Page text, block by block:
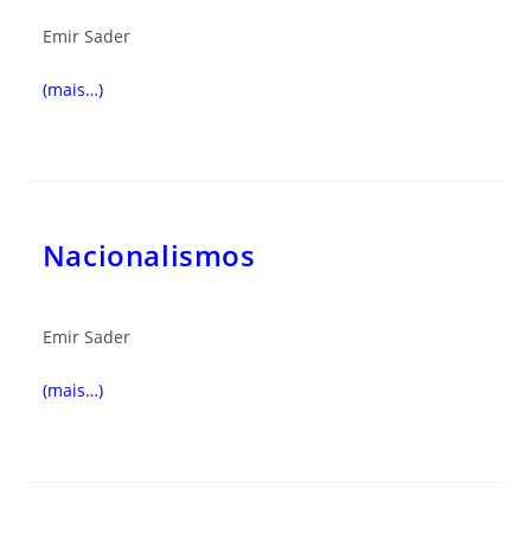
Emir Sader
(mais…)
Nacionalismos
Emir Sader
(mais…)